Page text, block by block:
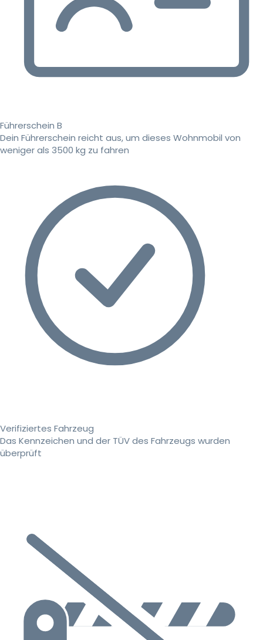
Führerschein B
Dein Führerschein reicht aus, um dieses Wohnmobil von
weniger als 3500 kg zu fahren
Verifiziertes Fahrzeug
Das Kennzeichen und der TÜV des Fahrzeugs wurden
überprüft